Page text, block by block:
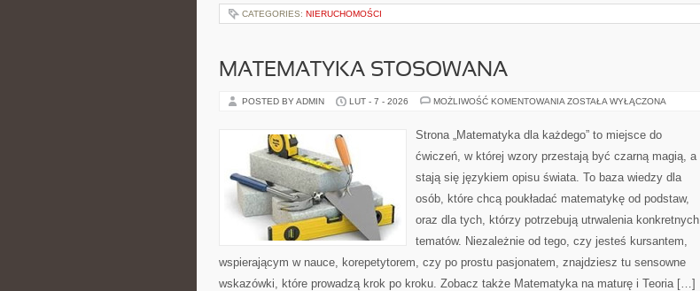
CATEGORIES: NIERUCHOMOŚCI
MATEMATYKA STOSOWANA
POSTED BY ADMIN LUT - 7 - 2026 MOŻLIWOŚĆ KOMENTOWANIA MATEMATYKA
ZOSTAŁA WYŁĄCZONA
Strona „Matematyka dla każdego” to miejsce do
ćwiczeń, w której wzory przestają być czarną magią, a
stają się językiem opisu świata. To baza wiedzy dla
osób, które chcą poukładać matematykę od podstaw,
oraz dla tych, którzy potrzebują utrwalenia konkretnych
tematów. Niezależnie od tego, czy jesteś kursantem,
wspierającym w nauce, korepetytorem, czy po prostu pasjonatem, znajdziesz tu sensowne
wskazówki, które prowadzą krok po kroku. Zobacz także Matematyka na maturę i Teoria […]